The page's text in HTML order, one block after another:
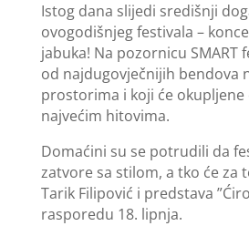
Istog dana slijedi središnji
ovogodišnjeg festivala –
jabuka! Na pozornicu SMART
od najdugovječnijih bendova
prostorima i koji će
najvećim hitovima.
Domaćini su se potrudili da
zatvore sa stilom, a tko će za
Tarik Filipović i predstava
rasporedu 18. lipnja.